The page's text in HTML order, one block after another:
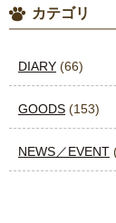
カテゴリ
DIARY (66)
GOODS (153)
NEWS／EVENT